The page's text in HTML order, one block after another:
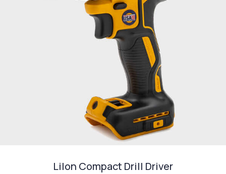
LiIon Compact Drill Driver